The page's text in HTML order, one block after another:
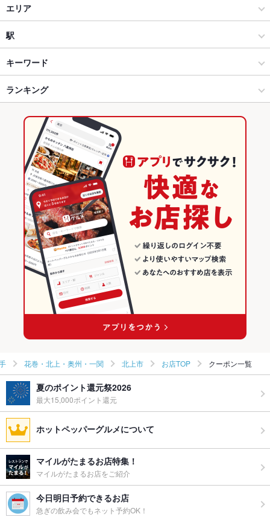
焼肉・ホルモン
焼肉
花巻・北上・奥州・一関 × 焼肉・ホルモン
花巻・北上・奥州・一関 × 焼肉
北上駅 × 焼肉・ホルモン
北上駅 × 焼肉
居酒屋
花巻・北上・奥州・一関 × 居酒屋
花巻・北上・奥州・一関 × 和風
北上駅 × 居酒屋
北上駅 × 和風
エリア
北上市
北上市 × 焼肉・ホルモン
北上市 × 焼肉
北上市 × 居酒屋
北上市 × 和風
岩手 × 焼肉・ホルモン
岩手 × 焼肉
岩手 × 居酒屋
岩手 × 和風
駅
北上駅
柳原駅
キーワード
エビ料理
ランキング
岩手のグルメランキング
岩手の焼肉・ホルモンランキング
花巻・北上・奥州・一関のグルメランキング
花巻・北上・奥州・一関の焼肉・ホルモンランキング
北上市のグルメランキング
北上市の焼肉・ホルモンランキング
花巻・北上・奥州・一関 北上市 お店TOP クーポン一覧
夏のポイント還元祭2026
最大15,000ポイント還元
ホットペッパーグルメについて
マイルがたまるお店特集！
マイルがたまるお店をご紹介
今日明日予約できるお店
急ぎの飲み会でもネット予約OK！